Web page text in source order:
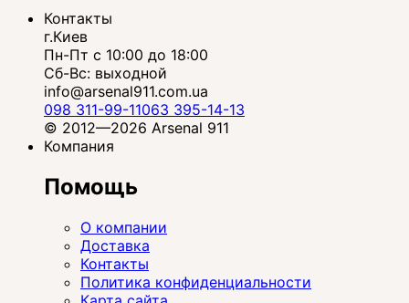
Контакты
г.Киев
Пн-Пт с 10:00 до 18:00
Сб-Вс: выходной
info@arsenal911.com.ua
098 311-99-11063 395-14-13
© 2012—2026 Arsenal 911
Компания
Помощь
О компании
Доставка
Контакты
Политика конфиденциальности